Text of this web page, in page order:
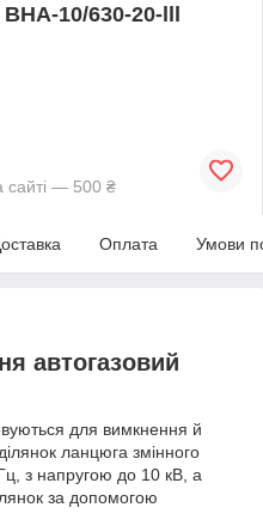
10/630-20-lll
сайті — 500 ₴
Оплата Умови
автогазовий
для вимкнення й
ланцюга змінного
з напругою до 10 кВ, а
за допомогою